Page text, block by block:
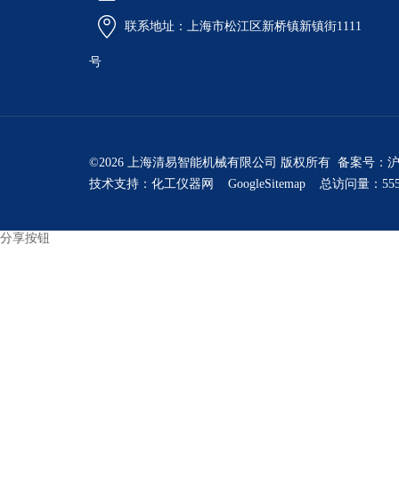
联系地址：上海市松江区新桥镇新镇街1111
号
©2026 上海清易智能机械有限公司 版权所有 备案号：
技术支持： 化工仪器网 GoogleSitemap 总访问量：
分享按钮